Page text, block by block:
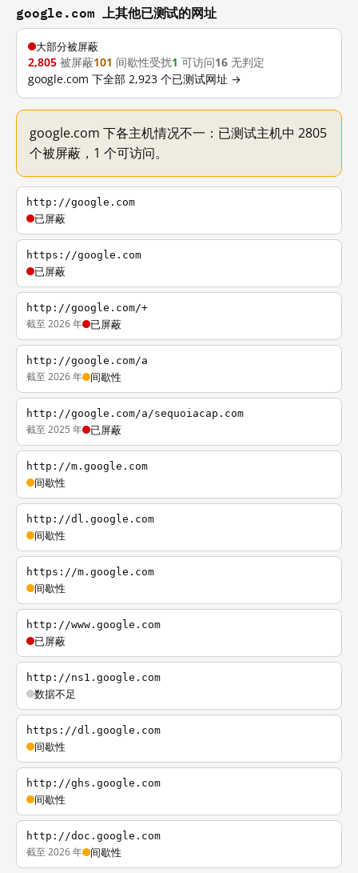
google.com 上其他已测试的网址
大部分被屏蔽
2,805 被屏蔽101 间歇性受扰1 可访问16 无判定
google.com 下全部 2,923 个已测试网址 →
google.com 下各主机情况不一：已测试主机中 2805
个被屏蔽，1 个可访问。
http://google.com
已屏蔽
https://google.com
已屏蔽
http://google.com/+
截至 2026 年 已屏蔽
http://google.com/a
截至 2026 年 间歇性
http://google.com/a/sequoiacap.com
截至 2025 年 已屏蔽
http://m.google.com
间歇性
http://dl.google.com
间歇性
https://m.google.com
间歇性
http://www.google.com
已屏蔽
http://ns1.google.com
数据不足
https://dl.google.com
间歇性
http://ghs.google.com
间歇性
http://doc.google.com
截至 2026 年 间歇性